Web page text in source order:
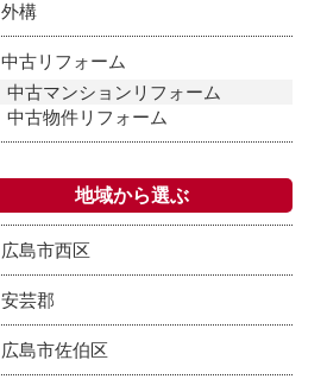
外構
中古リフォーム
中古マンションリフォーム
中古物件リフォーム
地域から選ぶ
広島市西区
安芸郡
広島市佐伯区